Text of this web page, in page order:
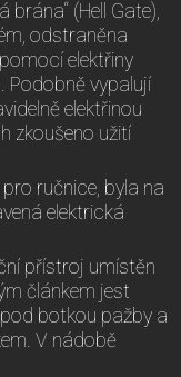
(Hell Gate),
odstraněna
elektřiny
Podobně vypalují
elektřinou
zkoušeno užití
ručnice, byla na
elektrická
přístroj umístěn
článkem jest
botkou pažby a
V nádobě